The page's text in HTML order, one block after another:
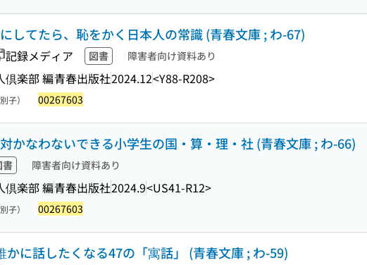
してたら、恥をかく日本人の常識 (青春文庫 ; わ-67)
記録メディア 図書 障害者向け資料あり
倶楽部 編青春出版社2024.12<Y88-R208>
子） 00267603
かなわないできる小学生の国・算・理・社 (青春文庫 ; わ-66)
書 障害者向け資料あり
倶楽部 編青春出版社2024.9<US41-R12>
子） 00267603
かに話したくなる47の「寓話」 (青春文庫 ; わ-59)